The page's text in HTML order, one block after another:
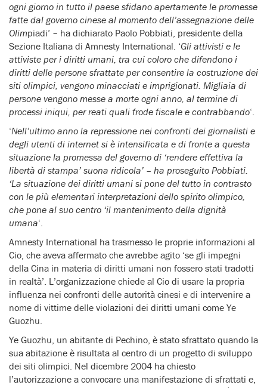
ogni giorno in tutto il paese sfidano apertamente le promesse
fatte dal governo cinese al momento dell’assegnazione delle
Olimpiadi’ – ha dichiarato Paolo Pobbiati, presidente della
Sezione Italiana di Amnesty International. ‘Gli attivisti e le
attiviste per i diritti umani, tra cui coloro che difendono i
diritti delle persone sfrattate per consentire la costruzione dei
siti olimpici, vengono minacciati e imprigionati. Migliaia di
persone vengono messe a morte ogni anno, al termine di
processi iniqui, per reati quali frode fiscale e contrabbando‘.
‘Nell’ultimo anno la repressione nei confronti dei giornalisti e
degli utenti di internet si è intensificata e di fronte a questa
situazione la promessa del governo di ‘rendere effettiva la
libertà di stampa’ suona ridicola’ – ha proseguito Pobbiati.
‘La situazione dei diritti umani si pone del tutto in contrasto
con le più elementari interpretazioni dello spirito olimpico,
che pone al suo centro ‘il mantenimento della dignità
umana‘.
Amnesty International ha trasmesso le proprie informazioni al
Cio, che aveva affermato che avrebbe agito ‘se gli impegni
della Cina in materia di diritti umani non fossero stati tradotti
in realtà’. L’organizzazione chiede al Cio di usare la propria
influenza nei confronti delle autorità cinesi e di intervenire a
nome di vittime delle violazioni dei diritti umani come Ye
Guozhu.
Ye Guozhu, un abitante di Pechino, è stato sfrattato quando la
sua abitazione è risultata al centro di un progetto di sviluppo
dei siti olimpici. Nel dicembre 2004 ha chiesto
l’autorizzazione a convocare una manifestazione di sfrattati e,